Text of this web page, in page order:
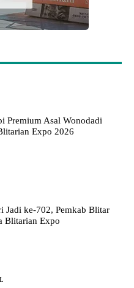
Premium Asal Wonodadi
Expo 2026
Jadi ke-702, Pemkab Blitar
Blitarian Expo